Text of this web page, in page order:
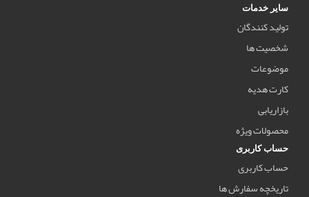
سایر خدمات
تولید کنندگان
شخصیت ها
موضوعات
کارت هدیه
بازاریابی
محصولات ویژه
حساب کاربری
حساب کاربری
تاریخچه سفارش ها